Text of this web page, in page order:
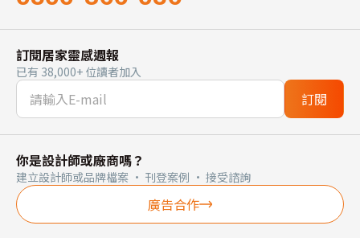
訂閱居家靈感週報
已有 38,000+ 位讀者加入
訂閱
你是設計師或廠商嗎？
建立設計師或品牌檔案 · 刊登案例 · 接受諮詢
廣告合作